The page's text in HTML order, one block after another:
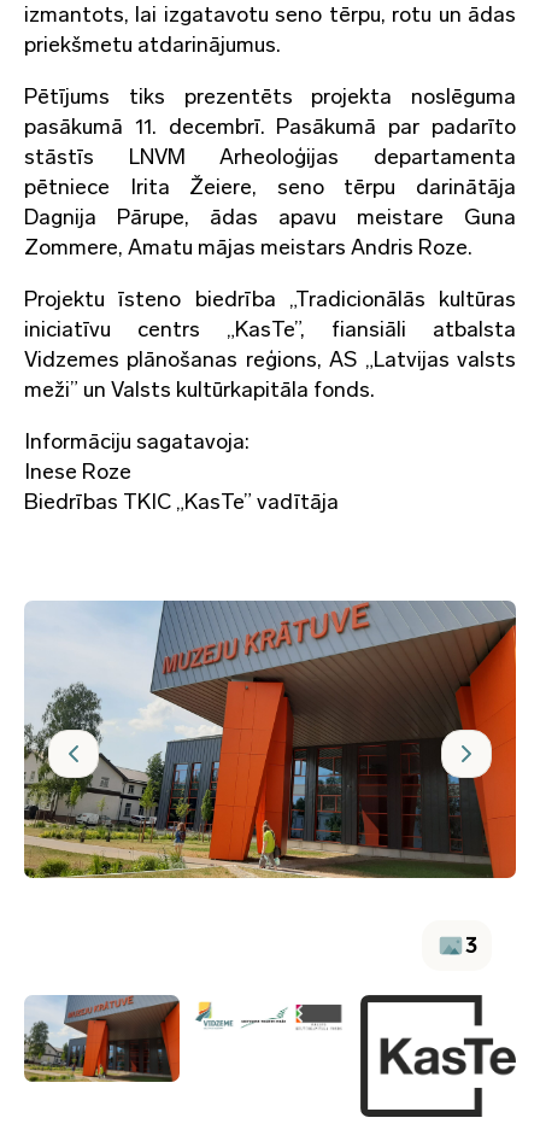
izmantots, lai izgatavotu seno tērpu, rotu un ādas
priekšmetu atdarinājumus.
Pētījums tiks prezentēts projekta noslēguma
pasākumā 11. decembrī. Pasākumā par padarīto
stāstīs LNVM Arheoloģijas departamenta
pētniece Irita Žeiere, seno tērpu darinātāja
Dagnija Pārupe, ādas apavu meistare Guna
Zommere, Amatu mājas meistars Andris Roze.
Projektu īsteno biedrība „Tradicionālās kultūras
iniciatīvu centrs „KasTe”, fiansiāli atbalsta
Vidzemes plānošanas reģions, AS „Latvijas valsts
meži” un Valsts kultūrkapitāla fonds.
Informāciju sagatavoja:
Inese Roze
Biedrības TKIC „KasTe” vadītāja
3